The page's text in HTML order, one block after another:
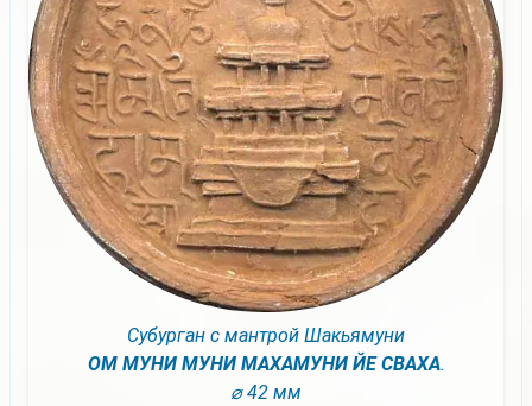
Субурган с мантрой Шакьямуни
ОМ МУНИ МУНИ МАХАМУНИ ЙЕ СВАХА.
⌀ 42 мм